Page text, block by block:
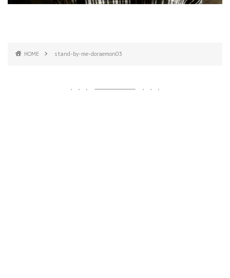
HOME stand-by-me-doraemon03